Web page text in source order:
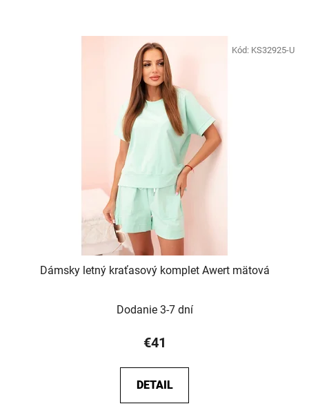
Dámsky letný kraťasový komplet Awert mätová
Dodanie 3-7 dní
€41
DETAIL
Kód: KS32925-U